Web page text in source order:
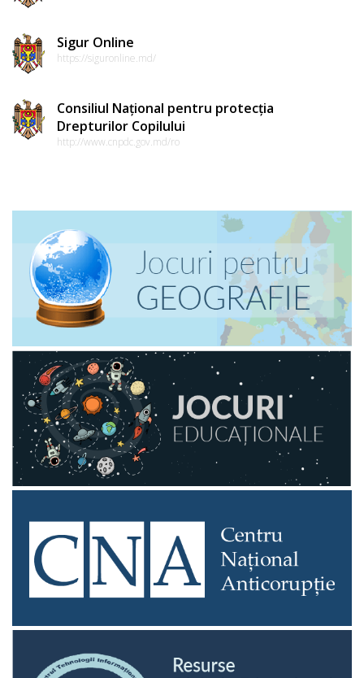
Sigur Online
https://siguronline.md/
Consiliul Național pentru protecția
Drepturilor Copilului
http://www.cnpdc.gov.md/ro